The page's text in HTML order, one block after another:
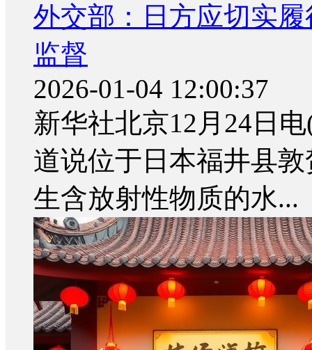
外交部：日方应切实
监督
2026-01-04 12:00:37
新华社北京12月24日
道说位于日本福井县
生含放射性物质的水...